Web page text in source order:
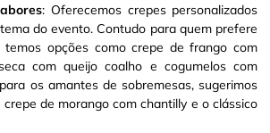
: Oferecemos crepes personalizados
do evento. Contudo para quem prefere
temos opções como crepe de frango com
com queijo coalho e cogumelos com
os amantes de sobremesas, sugerimos
de morango com chantilly e o clássico